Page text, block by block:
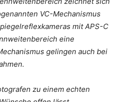
VC-Mechanismus
mit APS-C
eine
gelingen auch bei
zu einem echten